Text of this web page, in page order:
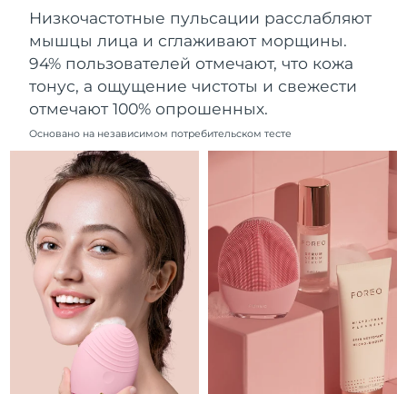
Низкочастотные пульсации расслабляют
мышцы лица и сглаживают морщины.
94% пользователей отмечают, что кожа
тонус, а ощущение чистоты и свежести
отмечают 100% опрошенных.
Основано на независимом потребительском тесте
Ливан
8/11/26
Литва
Ожидаемая дата доставки
8/10/26
Люксембург
Ожидаемая дата доставки
Макао (САР)
Ожидаемая дата доставки
Малайзия
Ожидаемая дата доставки
Мальта
Ожидаемая дата доставки
8/10/26
Мексика
Ожидаемая дата доставки
8/14/26
Ожидаемая дата доставки